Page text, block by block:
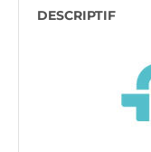
DESCRIPTIF